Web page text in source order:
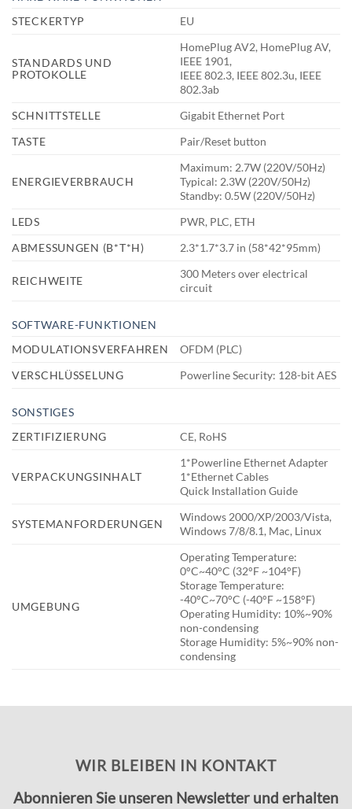
STECKERTYP
EU
STANDARDS UND
PROTOKOLLE
HomePlug AV2, HomePlug AV,
IEEE 1901,
IEEE 802.3, IEEE 802.3u, IEEE
802.3ab
SCHNITTSTELLE
Gigabit Ethernet Port
TASTE
Pair/Reset button
ENERGIEVERBRAUCH
Maximum: 2.7W (220V/50Hz)
Typical: 2.3W (220V/50Hz)
Standby: 0.5W (220V/50Hz)
LEDS
PWR, PLC, ETH
ABMESSUNGEN (B*T*H)
2.3*1.7*3.7 in (58*42*95mm)
REICHWEITE
300 Meters over electrical
circuit
SOFTWARE-FUNKTIONEN
MODULATIONSVERFAHREN
OFDM (PLC)
VERSCHLÜSSELUNG
Powerline Security: 128-bit AES
SONSTIGES
ZERTIFIZIERUNG
CE, RoHS
VERPACKUNGSINHALT
1*Powerline Ethernet Adapter
1*Ethernet Cables
Quick Installation Guide
SYSTEMANFORDERUNGEN
Windows 2000/XP/2003/Vista,
Windows 7/8/8.1, Mac, Linux
UMGEBUNG
Operating Temperature:
0°C~40°C (32°F ~104°F)
Storage Temperature:
-40°C~70°C (-40°F ~158°F)
Operating Humidity: 10%~90%
non-condensing
Storage Humidity: 5%~90% non-
condensing
WIR BLEIBEN IN KONTAKT
Abonnieren Sie unseren Newsletter und erhalten